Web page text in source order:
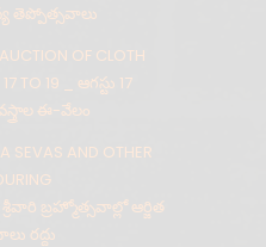
తెప్పోత్సవాలు
OF CLOTH
TO 19 _ ఆగస్టు 17
ఈ-వేలం
SEVAS AND OTHER
బ్రహ్మోత్సవాల్లో ఆర్జిత
రద్దు